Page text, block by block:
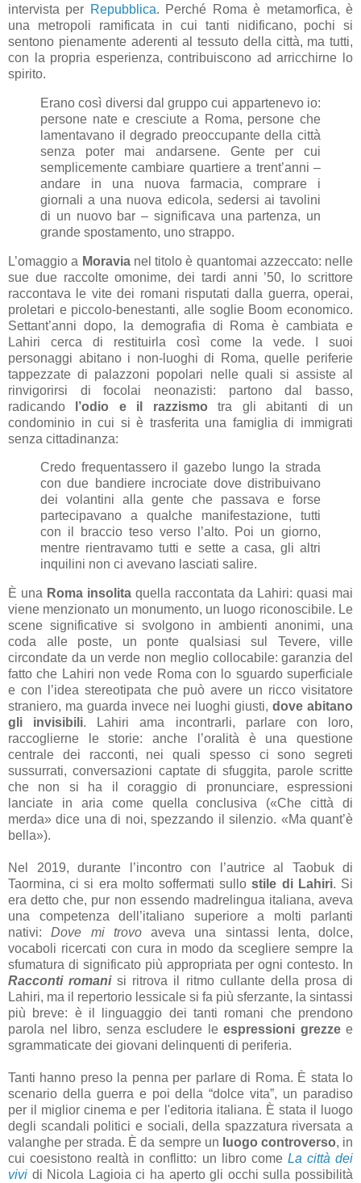
intervista per Repubblica. Perché Roma è metamorfica, è
una metropoli ramificata in cui tanti nidificano, pochi si
sentono pienamente aderenti al tessuto della città, ma tutti,
con la propria esperienza, contribuiscono ad arricchirne lo
spirito.
Erano così diversi dal gruppo cui appartenevo io:
persone nate e cresciute a Roma, persone che
lamentavano il degrado preoccupante della città
senza poter mai andarsene. Gente per cui
semplicemente cambiare quartiere a trent’anni –
andare in una nuova farmacia, comprare i
giornali a una nuova edicola, sedersi ai tavolini
di un nuovo bar – significava una partenza, un
grande spostamento, uno strappo.
L’omaggio a Moravianel titolo è quantomai azzeccato: nelle
sue due raccolte omonime, dei tardi anni ’50, lo scrittore
raccontava le vite dei romani risputati dalla guerra, operai,
proletari e piccolo-benestanti, alle soglie Boom economico.
Settant’anni dopo, la demografia di Roma è cambiata e
Lahiri cerca di restituirla così come la vede. I suoi
personaggi abitano i non-luoghi di Roma, quelle periferie
tappezzate di palazzoni popolari nelle quali si assiste al
rinvigorirsi di focolai neonazisti: partono dal basso,
radicando
l’odio e il razzismo tra gli abitanti di un
condominio in cui si è trasferita una famiglia di immigrati
senza cittadinanza:
Credo frequentassero il gazebo lungo la strada
con due bandiere incrociate dove distribuivano
dei volantini alla gente che passava e forse
partecipavano a qualche manifestazione, tutti
con il braccio teso verso l’alto. Poi un giorno,
mentre rientravamo tutti e sette a casa, gli altri
inquilini non ci avevano lasciati salire.
È una Roma insolita quella raccontata da Lahiri: quasi mai
viene menzionato un monumento, un luogo riconoscibile. Le
scene significative si svolgono in ambienti anonimi, una
coda alle poste, un ponte qualsiasi sul Tevere, ville
circondate da un verde non meglio collocabile: garanzia del
fatto che Lahiri non vede Roma con lo sguardo superficiale
e con l’idea stereotipata che può avere un ricco visitatore
straniero, ma guarda invece nei luoghi giusti, dove abitano
gli invisibili. Lahiri ama incontrarli, parlare con loro,
raccoglierne le storie: anche l’oralità è una questione
centrale dei racconti, nei quali spesso ci sono segreti
sussurrati, conversazioni captate di sfuggita, parole scritte
che non si ha il coraggio di pronunciare, espressioni
lanciate in aria come quella conclusiva («Che città di
merda» dice una di noi, spezzando il silenzio. «Ma quant’è
bella»).
Nel 2019, durante l’incontro con l’autrice al Taobuk di
Taormina, ci si era molto soffermati sullo stile di Lahiri. Si
era detto che, pur non essendo madrelingua italiana, aveva
una competenza dell’italiano superiore a molti parlanti
nativi:Dove mi trovo aveva una sintassi lenta, dolce,
vocaboli ricercati con cura in modo da scegliere sempre la
sfumatura di significato più appropriata per ogni contesto. In
Racconti romanisi ritrova il ritmo cullante della prosa di
Lahiri, ma il repertorio lessicale si fa più sferzante, la sintassi
più breve: è il linguaggio dei tanti romani che prendono
parola nel libro, senza escludere le espressioni grezzee
sgrammaticate dei giovani delinquenti di periferia.
Tanti hanno preso la penna per parlare di Roma. È stata lo
scenario della guerra e poi della “dolce vita”, un paradiso
per il miglior cinema e per l'editoria italiana. È stata il luogo
degli scandali politici e sociali, della spazzatura riversata a
valanghe per strada. È da sempre un luogo controverso, in
cui coesistono realtà in conflitto: un libro come La città dei
vivi di Nicola Lagioia ci ha aperto gli occhi sulla possibilità